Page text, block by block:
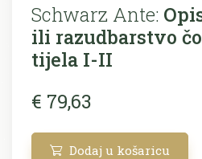
Schwarz Ante:
ili razudbarstvo
tijela I-II
€ 79,63
Dodaj u košaricu